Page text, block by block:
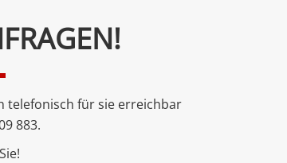
telefonisch für sie erreichbar
883.